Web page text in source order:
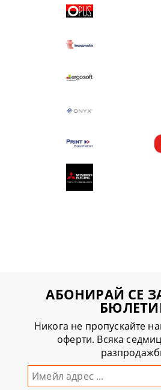
АБОНИРАЙ СЕ
Никога не пропускайте
оферти. Всяка